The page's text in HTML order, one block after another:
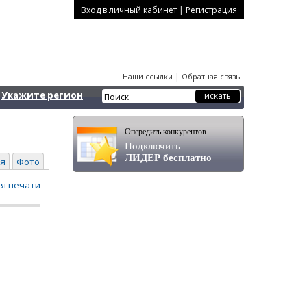
Вход в личный кабинет | Регистрация
Наши ссылки | Обратная связь
Укажите регион
Фото
печати
Опередить конкурентов
Подключить
ЛИДЕР бесплатно